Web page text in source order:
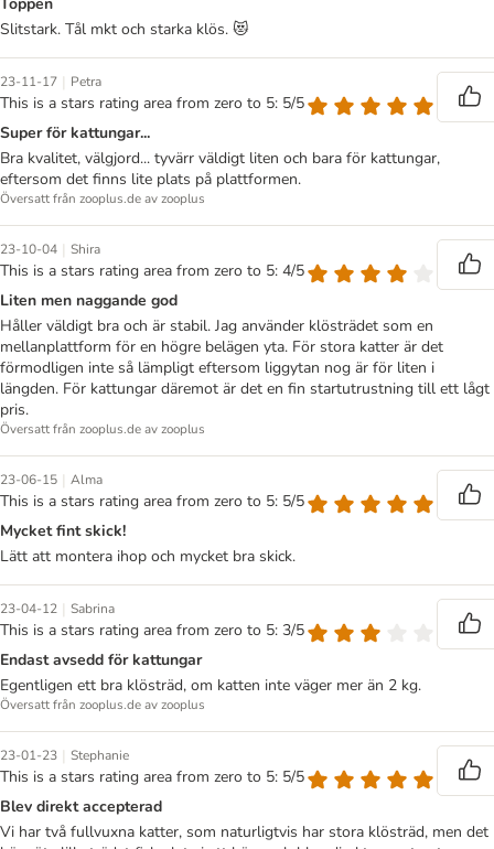
Slitstark. Tål mkt och starka klös. 😻
23-11-17 | Petra
This is a stars rating area from zero to 5: 5/5
Super för kattungar...
Bra kvalitet, välgjord... tyvärr väldigt liten och bara för kattungar,
eftersom det finns lite plats på plattformen.
Översatt från zooplus.de av zooplus
23-10-04 | Shira
This is a stars rating area from zero to 5: 4/5
Liten men naggande god
Håller väldigt bra och är stabil. Jag använder klösträdet som en
mellanplattform för en högre belägen yta. För stora katter är det
förmodligen inte så lämpligt eftersom liggytan nog är för liten i
längden. För kattungar däremot är det en fin startutrustning till ett lågt
pris.
Översatt från zooplus.de av zooplus
23-06-15 | Alma
This is a stars rating area from zero to 5: 5/5
Mycket fint skick!
Lätt att montera ihop och mycket bra skick.
23-04-12 | Sabrina
This is a stars rating area from zero to 5: 3/5
Endast avsedd för kattungar
Egentligen ett bra klösträd, om katten inte väger mer än 2 kg.
Översatt från zooplus.de av zooplus
23-01-23 | Stephanie
This is a stars rating area from zero to 5: 5/5
Blev direkt accepterad
Vi har två fullvuxna katter, som naturligtvis har stora klösträd, men det